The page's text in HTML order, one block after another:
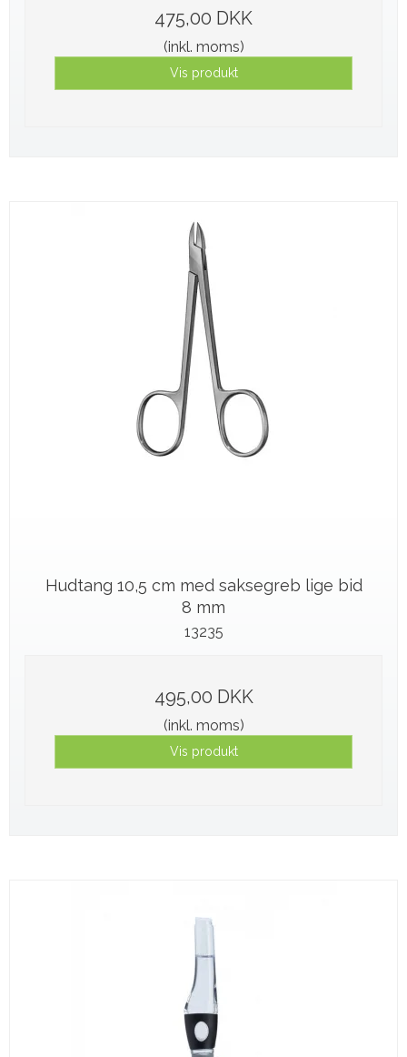
475,00 DKK
(inkl. moms)
Vis produkt
Hudtang 10,5 cm med saksegreb lige bid
8 mm
13235
495,00 DKK
(inkl. moms)
Vis produkt